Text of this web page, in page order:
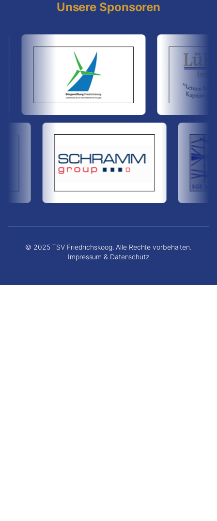
Unsere Sponsoren
© 2025 TSV Friedrichskoog. Alle Rechte vorbehalten.
Impressum & Datenschutz